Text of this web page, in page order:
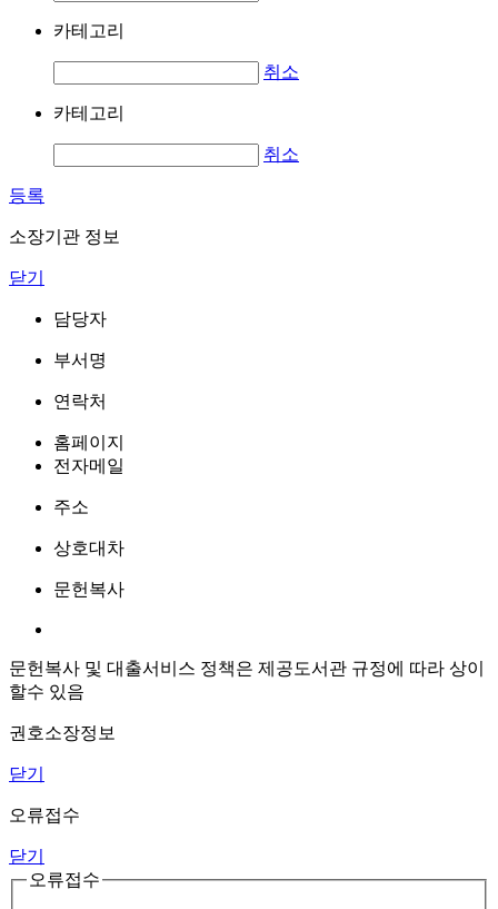
카테고리
취소
카테고리
취소
등록
소장기관 정보
닫기
담당자
부서명
연락처
홈페이지
전자메일
주소
상호대차
문헌복사
문헌복사 및 대출서비스 정책은 제공도서관 규정에 따라 상이
할수 있음
권호소장정보
닫기
오류접수
닫기
오류접수